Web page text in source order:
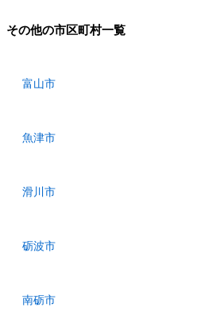
その他の市区町村一覧
富山市
魚津市
滑川市
砺波市
南砺市